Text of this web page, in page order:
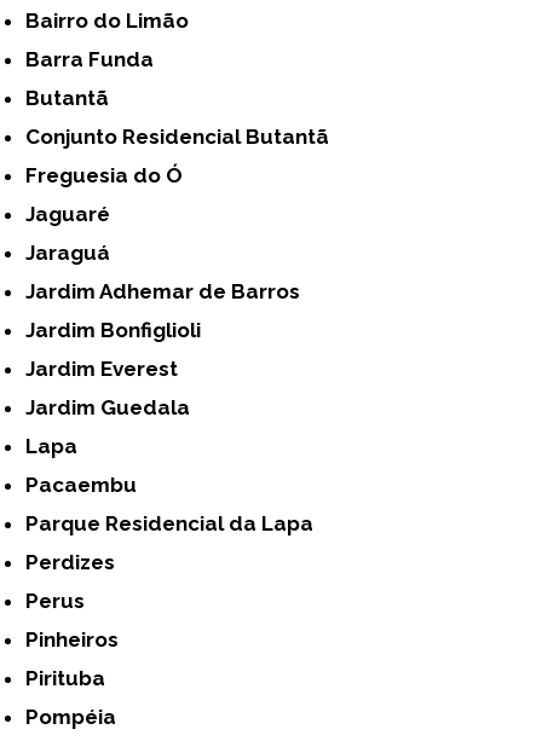
Bairro do Limão
Barra Funda
Butantã
Conjunto Residencial Butantã
Freguesia do Ó
Jaguaré
Jaraguá
Jardim Adhemar de Barros
Jardim Bonfiglioli
Jardim Everest
Jardim Guedala
Lapa
Pacaembu
Parque Residencial da Lapa
Perdizes
Perus
Pinheiros
Pirituba
Pompéia